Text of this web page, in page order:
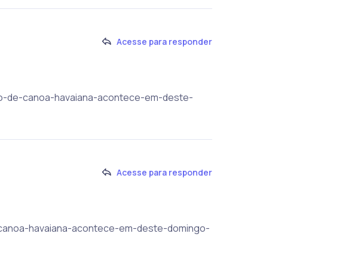
Acesse para responder
de-canoa-havaiana-acontece-em-deste-
Acesse para responder
havaiana-acontece-em-deste-domingo-